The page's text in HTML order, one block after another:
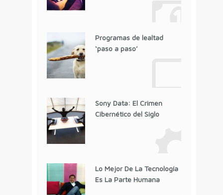
Programas de lealtad
‘paso a paso’
Sony Data: El Crimen
Cibernético del Siglo
Lo Mejor De La Tecnología
Es La Parte Humana